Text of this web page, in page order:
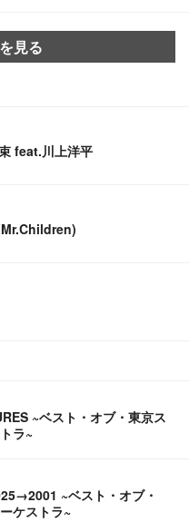
見る
feat.川上洋平
~ベスト・オブ・東京ス
ラ~
~ベスト・オブ・
ケストラ~